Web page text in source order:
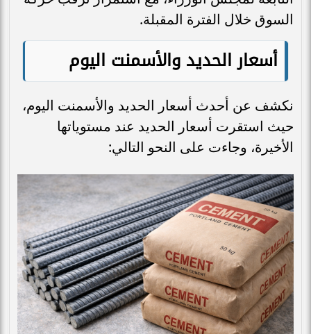
السوق خلال الفترة المقبلة.
أسعار الحديد والأسمنت اليوم
نكشف عن أحدث أسعار الحديد والأسمنت اليوم،
حيث استقرت أسعار الحديد عند مستوياتها
الأخيرة، وجاءت على النحو التالي: